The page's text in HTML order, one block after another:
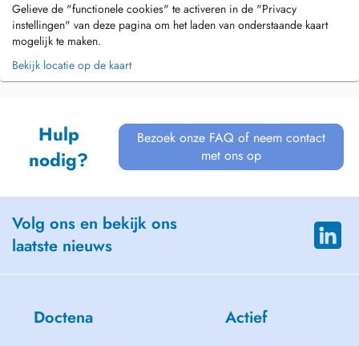
Gelieve de "functionele cookies" te activeren in de "Privacy
instellingen" van deze pagina om het laden van onderstaande kaart
mogelijk te maken.
Bekijk locatie op de kaart
Hulp
nodig?
Bezoek onze FAQ of neem contact
met ons op
Volg ons en bekijk ons
laatste nieuws
Doctena Actief